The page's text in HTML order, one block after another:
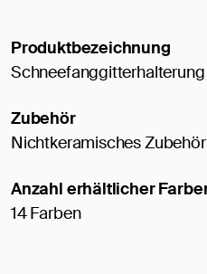
Produktbezeichnung
Schneefanggitterhalterung
Zubehör
Nichtkeramisches Zubehör
Anzahl erhältlicher
14 Farben